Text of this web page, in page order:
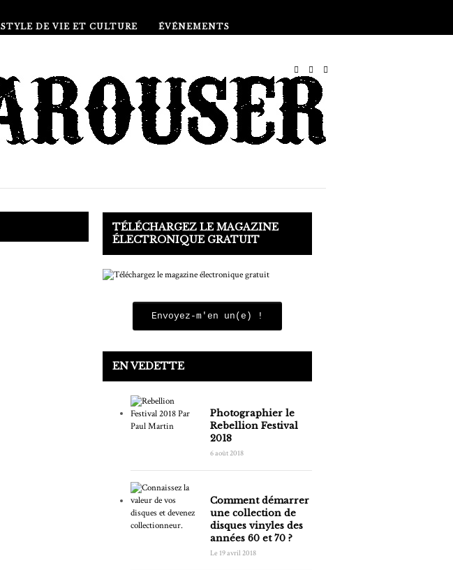
STYLE DE VIE ET CULTURE ÉVÉNEMENTS
TÉLÉCHARGEZ LE MAGAZINE
ÉLECTRONIQUE GRATUIT
Envoyez-m'en un(e) !
EN VEDETTE
Photographier le
Rebellion Festival
2018
6 août 2018
Comment démarrer
une collection de
disques vinyles des
années 60 et 70 ?
Le 19 avril 2018